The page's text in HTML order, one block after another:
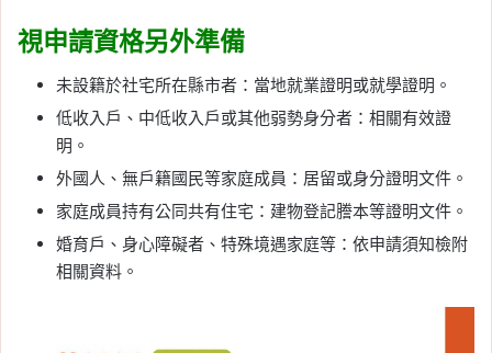
視申請資格另外準備
未設籍於社宅所在縣市者：當地就業證明或就學證明。
低收入戶、中低收入戶或其他弱勢身分者：相關有效證
明。
外國人、無戶籍國民等家庭成員：居留或身分證明文件。
家庭成員持有公同共有住宅：建物登記謄本等證明文件。
婚育戶、身心障礙者、特殊境遇家庭等：依申請須知檢附
相關資料。